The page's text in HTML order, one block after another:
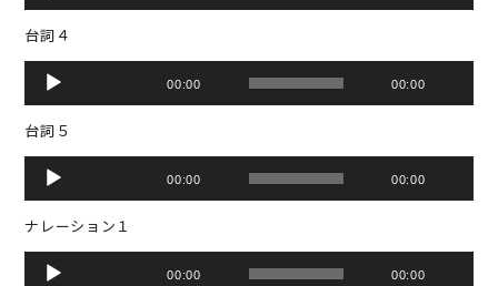
ー
レ
ー
ー
台詞４
レ
ー
ー
00:00 00:00
台詞５
レ
ー
00:00 00:00
ナレーション１
00:00 00:00